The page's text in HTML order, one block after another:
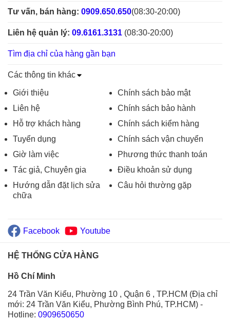
Tư vấn, bán hàng: 0909.650.650(08:30-20:00)
Liên hệ quản lý: 09.6161.3131 (08:30-20:00)
Tìm địa chỉ của hàng gần bạn
Các thông tin khác
Giới thiệu
Liên hệ
Hỗ trợ khách hàng
Tuyển dụng
Giờ làm việc
Tác giả, Chuyên gia
Hướng dẫn đặt lịch sửa
chữa
Chính sách bảo mật
Chính sách bảo hành
Chính sách kiểm hàng
Chính sách vận chuyển
Phương thức thanh toán
Điều khoản sử dụng
Câu hỏi thường gặp
Facebook Youtube
HỆ THỐNG CỬA HÀNG
Hồ Chí Minh
24 Trần Văn Kiểu, Phường 10 , Quận 6 , TP.HCM (Địa chỉ
mới: 24 Trần Văn Kiểu, Phường Bình Phú, TP.HCM) -
Hotline: 0909650650